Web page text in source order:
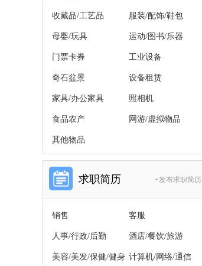
收藏品/工艺品 服装/配饰/鞋包
母婴/玩具 运动/图书/乐器
门票卡券 工业设备
奇石盆景 设备租赁
家具/办公家具 照相机
食品农产 网游/虚拟物品
其他物品
求职简历 +发布求职简历
销售 客服
人事/行政/后勤 酒店/餐饮/旅游
美容/美发/保健/健身 计算机/网络/通信